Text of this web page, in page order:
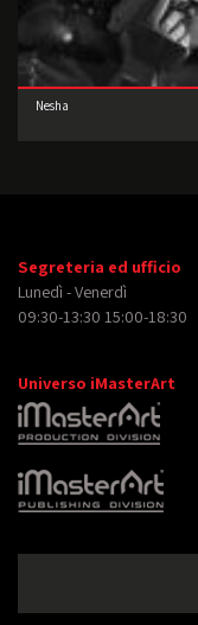
Nesha
Segreteria ed ufficio
Lunedì - Venerdì
09:30-13:30 15:00-18:30
Universo iMasterArt